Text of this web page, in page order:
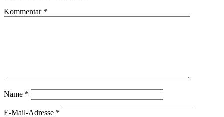
Kommentar *
Name *
E-Mail-Adresse *